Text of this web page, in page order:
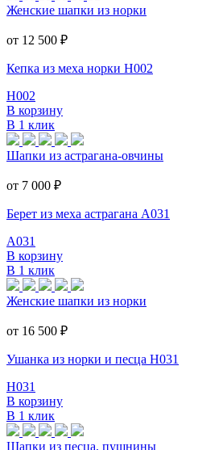
Женские шапки из норки
от 12 500 ₽
Кепка из меха норки Н002
Н002
В корзину
В 1 клик
Шапки из астрагана-овчины
от 7 000 ₽
Берет из меха астрагана А031
А031
В корзину
В 1 клик
Женские шапки из норки
от 16 500 ₽
Ушанка из норки и песца Н031
Н031
В корзину
В 1 клик
Шапки из песца, пушнины